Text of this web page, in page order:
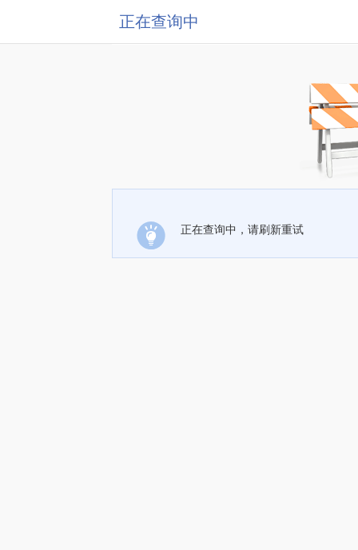
正在查询中
正在查询中，请刷新重试